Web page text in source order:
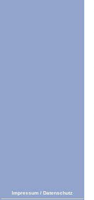
Impressum / Datenschutz